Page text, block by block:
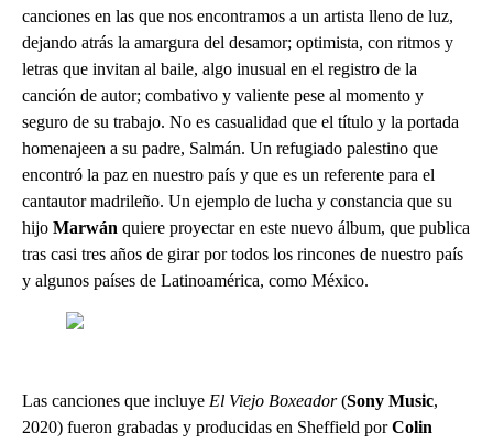
canciones en las que nos encontramos a un artista lleno de luz,
dejando atrás la amargura del desamor; optimista, con ritmos y
letras que invitan al baile, algo inusual en el registro de la
canción de autor; combativo y valiente pese al momento y
seguro de su trabajo. No es casualidad que el título y la portada
homenajeen a su padre, Salmán. Un refugiado palestino que
encontró la paz en nuestro país y que es un referente para el
cantautor madrileño. Un ejemplo de lucha y constancia que su
hijo Marwán quiere proyectar en este nuevo álbum, que publica
tras casi tres años de girar por todos los rincones de nuestro país
y algunos países de Latinoamérica, como México.
Las canciones que incluye El Viejo Boxeador(Sony Music,
2020) fueron grabadas y producidas en Sheffield porColin